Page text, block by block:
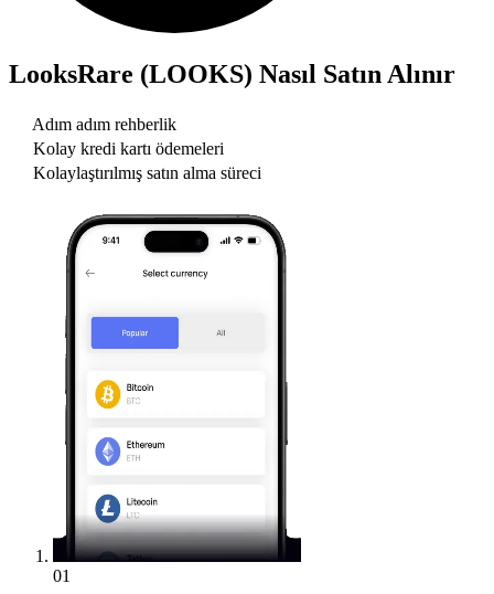
LooksRare (LOOKS) Nasıl Satın Alınır
Adım adım rehberlik
Kolay kredi kartı ödemeleri
Kolaylaştırılmış satın alma süreci
01